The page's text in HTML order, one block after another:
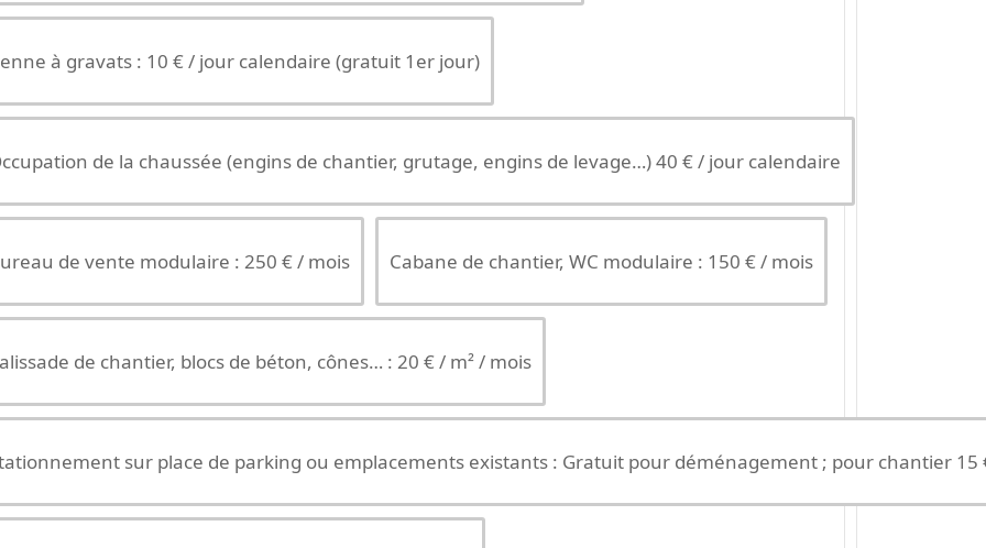
à gravats : 10 € / jour calendaire (gratuit 1er jour)
de la chaussée (engins de chantier, grutage, engins de levage…) 40 € / jour calendaire
de vente modulaire : 250 € / mois Cabane de chantier, WC modulaire : 150 € / mois
de chantier, blocs de béton, cônes… : 20 € / m² / mois
sur place de parking ou emplacements existants : Gratuit pour déménagement ; pour chantier 15